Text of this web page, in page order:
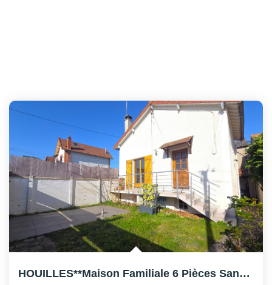
HOUILLES**Maison Familiale 6 Pièces Sans Travaux ? Jardin,...